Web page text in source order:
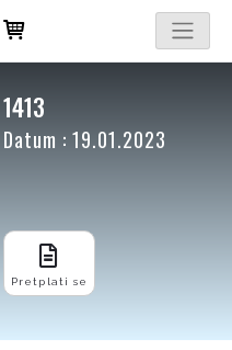
1413
Datum : 19.01.2023
Pretplati se